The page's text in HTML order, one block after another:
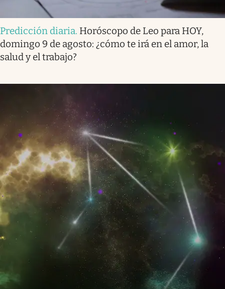
Predicción diaria. Horóscopo de Leo para HOY,
domingo 9 de agosto: ¿cómo te irá en el amor, la
salud y el trabajo?